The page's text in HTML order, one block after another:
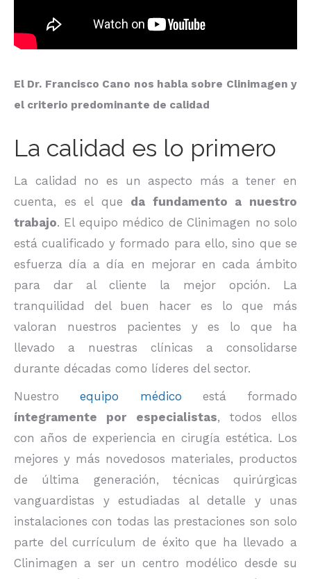
El Dr. Francisco Cano nos habla sobre Clinimagen y
el criterio predominante de calidad
La calidad es lo primero
La calidad no es un aspecto más a tener en
cuenta, es el que da fundamento a nuestro
trabajo. El equipo médico de Clinimagen no solo
está cualificado y formado para ello, sino que se
esfuerza día a día en mejorar en cada ámbito
para dar al cliente la mejor opción. La
tranquilidad del buen hacer es lo que más
valoran nuestros pacientes y es lo que ha
llevado a nuestras clínicas a consolidarse
durante décadas como líderes del sector.
Nuestroequipo médico está formado
íntegramente por especialistas, todos ellos
con años de experiencia en cirugía estética. Los
mejores y más novedosos materiales, productos
de última generación, técnicas quirúrgicas
vanguardistas y estudiadas al detalle y unas
instalaciones con todas las prestaciones son solo
parte del currículum de éxito que ha llevado a
Clinimagen a ser un centro modélico desde su